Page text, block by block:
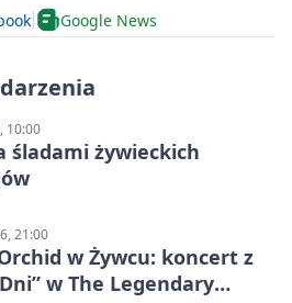
Google News
10:00
śladami żywieckich
21:00
w Żywcu: koncert z
w The Legendary